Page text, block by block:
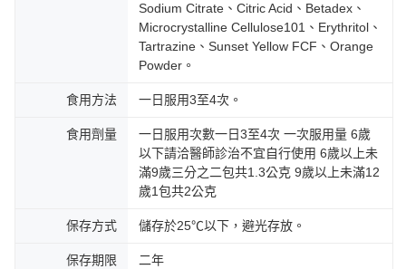
Sodium Citrate、Citric Acid、Betadex、
Microcrystalline Cellulose101、Erythritol、
Tartrazine、Sunset Yellow FCF、Orange
Powder。
食用方法 一日服用3至4次。
食用劑量
一日服用次數一日3至4次 一次服用量 6歲
以下請洽醫師診治不宜自行使用 6歲以上未
滿9歲三分之二包共1.3公克 9歲以上未滿12
歲1包共2公克
保存方式 儲存於25℃以下，避光存放。
保存期限 二年